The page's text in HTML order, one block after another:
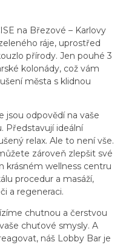
na Březové – Karlovy
ráje, uprostřed
přírody. Jen pouhé 3
kolonády, což vám
města s klidnou
jsou odpovědí na vaše
Představují ideální
relax. Ale to není vše.
zároveň zlepšit své
krásném wellness centru
procedur a masáží,
a regeneraci.
chutnou a čerstvou
chuťové smysly. A
náš Lobby Bar je